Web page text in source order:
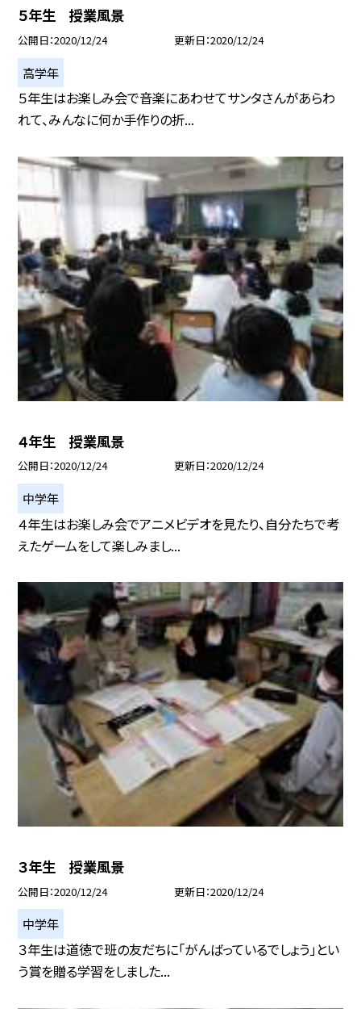
５年生 授業風景
公開日 2020/12/24 更新日 2020/12/24
高学年
５年生はお楽しみ会で音楽にあわせてサンタさんがあらわ
れて、みんなに何か手作りの折...
４年生 授業風景
公開日 2020/12/24 更新日 2020/12/24
中学年
４年生はお楽しみ会でアニメビデオを見たり、自分たちで考
えたゲームをして楽しみまし...
３年生 授業風景
公開日 2020/12/24 更新日 2020/12/24
中学年
３年生は道徳で班の友だちに「がんばっているでしょう」とい
う賞を贈る学習をしました...